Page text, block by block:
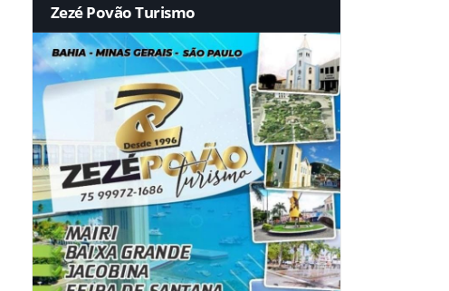
Zezé Povão Turismo